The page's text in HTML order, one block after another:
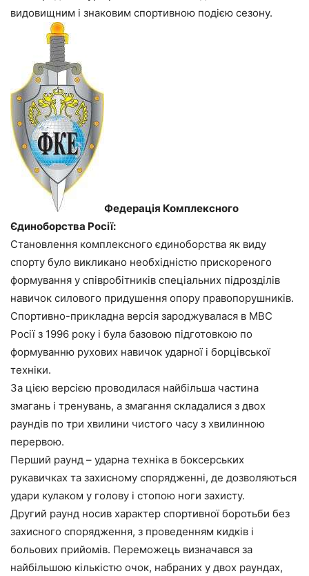
видовищним і знаковим спортивною подією сезону.
Федерація Комплексного
Єдиноборства Росії:
Становлення комплексного єдиноборства як виду
спорту було викликано необхідністю прискореного
формування у співробітників спеціальних підрозділів
навичок силового придушення опору правопорушників.
Спортивно-прикладна версія зароджувалася в МВС
Росії з 1996 року і була базовою підготовкою по
формуванню рухових навичок ударної і борцівської
техніки.
За цією версією проводилася найбільша частина
змагань і тренувань, а змагання складалися з двох
раундів по три хвилини чистого часу з хвилинною
перервою.
Перший раунд – ударна техніка в боксерських
рукавичках та захисному спорядженні, де дозволяються
удари кулаком у голову і стопою ноги захисту.
Другий раунд носив характер спортивної боротьби без
захисного спорядження, з проведенням кидків і
больових прийомів. Переможець визначався за
найбільшою кількістю очок, набраних у двох раундах,